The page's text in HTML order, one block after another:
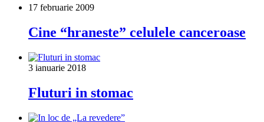
17 februarie 2009
Cine “hraneste” celulele canceroase
3 ianuarie 2018
Fluturi in stomac